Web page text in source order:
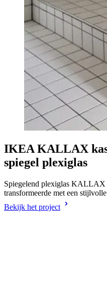
IKEA KALLAX
spiegel plexiglas
Spiegelend plexiglas KALLAX
transformeerde met een
Bekijk het project